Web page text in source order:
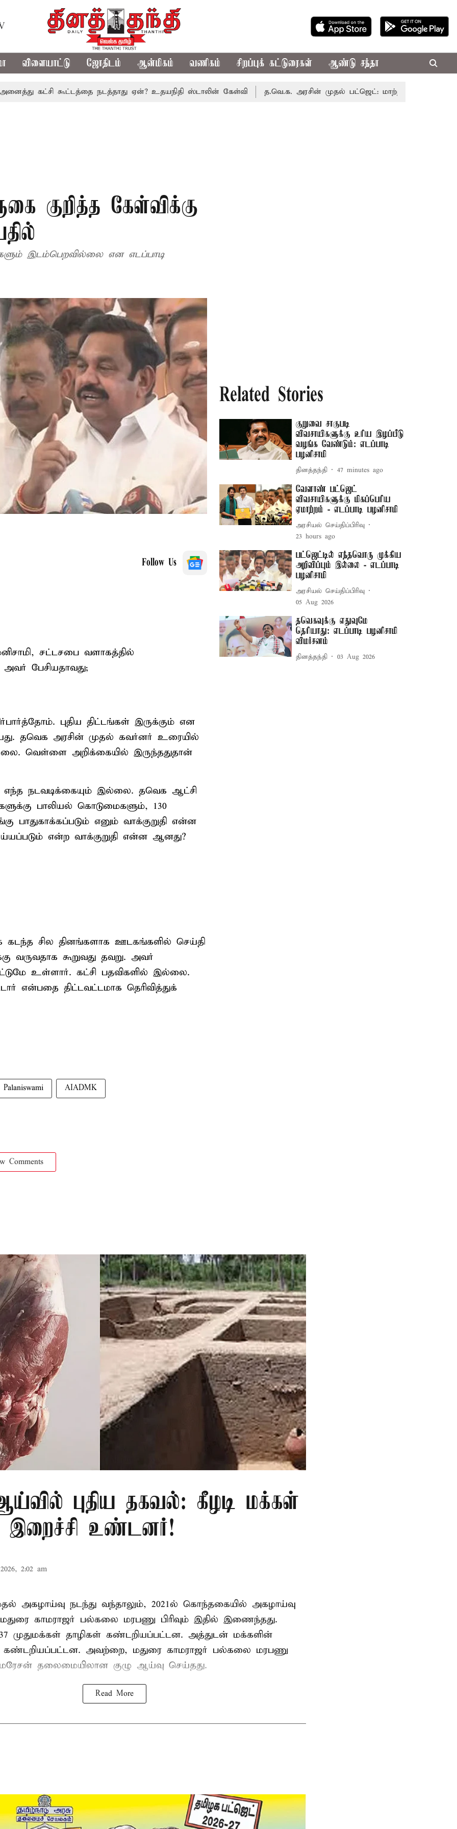
விளையாட்டு ஜோதிடம் ஆன்மிகம் வணிகம் சிறப்புக் கட்டுரைகள் ஆண்டு சந்தா
கட்சி கூட்டத்தை நடத்தாது ஏன்? உதயநிதி ஸ்டாலின் கேள்வி த.வெ.க. அரசின் முதல் பட்ஜெட்: மாற்றமா?, தடுமாற்றமா?
குறித்த கேள்விக்கு
இடம்பெறவில்லை என எடப்பாடி
Follow Us
சட்டசபை வளாகத்தில்
பேசியதாவது;
புதிய திட்டங்கள் இருக்கும் என
தவெக அரசின் முதல் கவர்னர் உரையில்
வெள்ளை அறிக்கையில் இருந்ததுதான்
எந்த நடவடிக்கையும் இல்லை. தவெக ஆட்சி
பாலியல் கொடுமைகளும், 130
எனும் வாக்குறுதி என்ன
என்ற வாக்குறுதி என்ன ஆனது?
சில தினங்களாக ஊடகங்களில் செய்தி
வருவதாக கூறுவது தவறு. அவர்
உள்ளார். கட்சி பதவிகளில் இல்லை.
என்பதை திட்டவட்டமாக தெரிவித்துக்
Palaniswami AIADMK
Comments
Related Stories
குறுவை சாகுபடி
விவசாயிகளுக்கு உரிய இழப்பீடு
வழங்க வேண்டும்: எடப்பாடி
பழனிசாமி
தினத்தந்தி 47 minutes ago
வேளாண் பட்ஜெட்
விவசாயிகளுக்கு மிகப்பெரிய
ஏமாற்றம் - எடப்பாடி பழனிசாமி
அரசியல் செய்திப்பிரிவு
23 hours ago
பட்ஜெட்டில் எந்தவொரு முக்கிய
அறிவிப்பும் இல்லை - எடப்பாடி
பழனிசாமி
அரசியல் செய்திப்பிரிவு
05 Aug 2026
தவெகவுக்கு எதுவுமே
தெரியாது: எடப்பாடி பழனிசாமி
விமர்சனம்
தினத்தந்தி 03 Aug 2026
புதிய தகவல்: கீழடி மக்கள்
இறைச்சி உண்டனர்!
2:02 am
அகழாய்வு நடந்து வந்தாலும், 2021ல் கொந்தகையில் அகழாய்வு
காமராஜர் பல்கலை மரபணு பிரிவும் இதில் இணைந்தது.
முதுமக்கள் தாழிகள் கண்டறியப்பட்டன. அத்துடன் மக்களின்
கண்டறியப்பட்டன. அவற்றை, மதுரை காமராஜர் பல்கலை மரபணு
தலைமையிலான குழு ஆய்வு செய்தது.
Read More